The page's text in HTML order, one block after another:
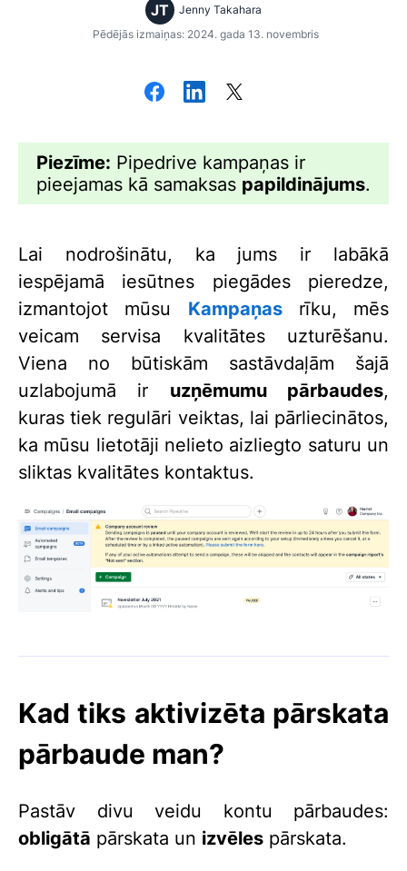
JT
Jenny Takahara
Pēdējās izmaiņas: 2024. gada 13. novembris
Piezīme: Pipedrive kampaņas ir
pieejamas kā samaksas papildinājums.
Lai nodrošinātu, ka jums ir labākā
iespējamā iesūtnes piegādes pieredze,
izmantojot mūsu Kampaņasrīku, mēs
veicam servisa kvalitātes uzturēšanu.
Viena no būtiskām sastāvdaļām šajā
uzlabojumā ir uzņēmumu pārbaudes,
kuras tiek regulāri veiktas, lai pārliecinātos,
ka mūsu lietotāji nelieto aizliegto saturu un
sliktas kvalitātes kontaktus.
Kad tiks aktivizēta pārskata
pārbaude man?
Pastāv divu veidu kontu pārbaudes:
obligātā pārskata un izvēles pārskata.